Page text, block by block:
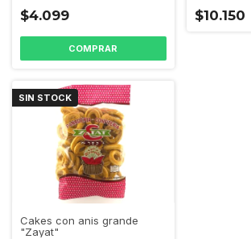
$4.099 $10.150
SIN STOCK
Cakes con anis grande
"Zayat"